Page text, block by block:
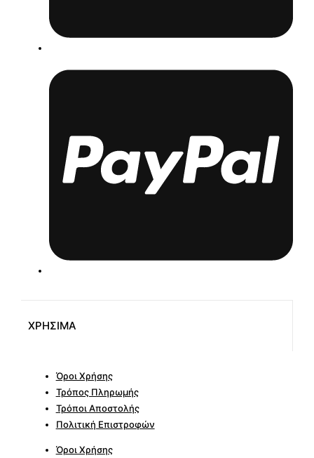
ΧΡΗΣΙΜΑ
Όροι Χρήσης
Τρόπος Πληρωμής
Τρόποι Αποστολής
Πολιτική Επιστροφών
Όροι Χρήσης